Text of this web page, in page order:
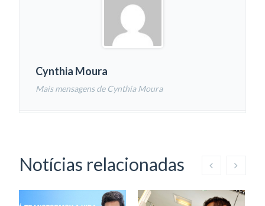
Cynthia Moura
Mais mensagens de Cynthia Moura
Notícias relacionadas